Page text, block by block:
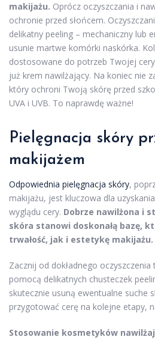
makijażu. Oprócz oczyszczania i
ochronie przed słońcem.
delikatny peeling – mechaniczny lub
usunie martwe komórki naskórka.
dostosowane do potrzeb Twojej
już krem nawilżający. Na koniec nie
który ochroni Twoją skórę przed
UVA i UVB. To naprawdę ważne!
Pielęgnacja skóry
makijażem
Odpowiednia pielęgnacja skóry,
makijażu, jest kluczowa dla
wyglądu cery. Dobrze nawilżona i
skóra stanowi doskonałą bazę,
trwałość, jak i estetykę makijażu.
Zacznij od dokładnego oczyszczenia
pomocą delikatnych chusteczek
skutecznie usuną ewentualne suche
przygotować cerę na kolejne etapy,
Stosowanie kosmetyków